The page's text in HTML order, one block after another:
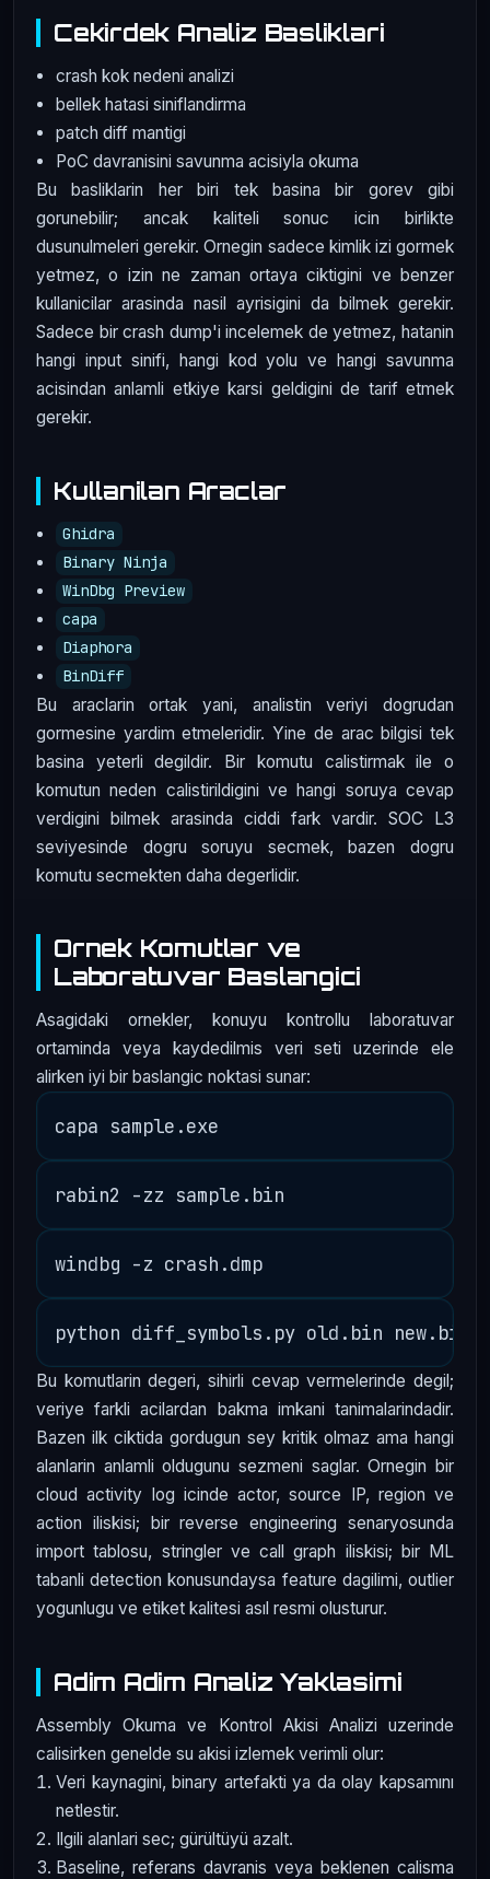
Cekirdek Analiz Basliklari
crash kok nedeni analizi
bellek hatasi siniflandirma
patch diff mantigi
PoC davranisini savunma acisiyla okuma
Bu basliklarin her biri tek basina bir gorev gibi
gorunebilir; ancak kaliteli sonuc icin birlikte
dusunulmeleri gerekir. Ornegin sadece kimlik izi gormek
yetmez, o izin ne zaman ortaya ciktigini ve benzer
kullanicilar arasinda nasil ayrisigini da bilmek gerekir.
Sadece bir crash dump'i incelemek de yetmez, hatanin
hangi input sinifi, hangi kod yolu ve hangi savunma
acisindan anlamli etkiye karsi geldigini de tarif etmek
gerekir.
Kullanilan Araclar
Ghidra
Binary Ninja
WinDbg Preview
capa
Diaphora
BinDiff
Bu araclarin ortak yani, analistin veriyi dogrudan
gormesine yardim etmeleridir. Yine de arac bilgisi tek
basina yeterli degildir. Bir komutu calistirmak ile o
komutun neden calistirildigini ve hangi soruya cevap
verdigini bilmek arasinda ciddi fark vardir. SOC L3
seviyesinde dogru soruyu secmek, bazen dogru
komutu secmekten daha degerlidir.
Ornek Komutlar ve
Laboratuvar Baslangici
Asagidaki ornekler, konuyu kontrollu laboratuvar
ortaminda veya kaydedilmis veri seti uzerinde ele
alirken iyi bir baslangic noktasi sunar:
Bu komutlarin degeri, sihirli cevap vermelerinde degil;
veriye farkli acilardan bakma imkani tanimalarindadir.
Bazen ilk ciktida gordugun sey kritik olmaz ama hangi
alanlarin anlamli oldugunu sezmeni saglar. Ornegin bir
cloud activity log icinde actor, source IP, region ve
action iliskisi; bir reverse engineering senaryosunda
import tablosu, stringler ve call graph iliskisi; bir ML
tabanli detection konusundaysa feature dagilimi, outlier
yogunlugu ve etiket kalitesi asıl resmi olusturur.
Adim Adim Analiz Yaklasimi
Assembly Okuma ve Kontrol Akisi Analizi uzerinde
calisirken genelde su akisi izlemek verimli olur:
Veri kaynagini, binary artefakti ya da olay kapsamını
netlestir.
Ilgili alanlari sec; gürültüyü azalt.
Baseline, referans davranis veya beklenen calisma